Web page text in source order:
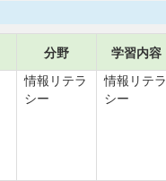
分野 学習内容
情報リテラ
シー
情報リテラ
シー